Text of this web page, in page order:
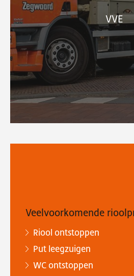
VVE
Veelvoorkomende
Riool ontstoppen
Put leegzuigen
WC ontstoppen